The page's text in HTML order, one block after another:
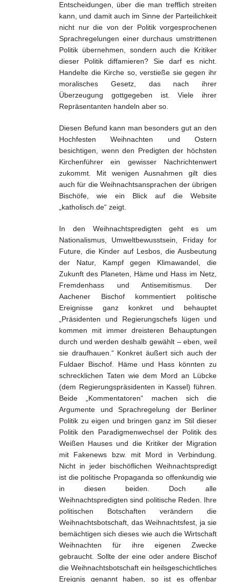
Entscheidungen, über die man trefflich streiten
kann, und damit auch im Sinne der Parteilichkeit
nicht nur die von der Politik vorgesprochenen
Sprachregelungen einer durchaus umstrittenen
Politik übernehmen, sondern auch die Kritiker
dieser Politik diffamieren? Sie darf es nicht.
Handelte die Kirche so, verstieße sie gegen ihr
moralisches Gesetz, das nach ihrer
Überzeugung gottgegeben ist. Viele ihrer
Repräsentanten handeln aber so.
Diesen Befund kann man besonders gut an den
Hochfesten Weihnachten und Ostern
besichtigen, wenn den Predigten der höchsten
Kirchenführer ein gewisser Nachrichtenwert
zukommt. Mit wenigen Ausnahmen gilt dies
auch für die Weihnachtsansprachen der übrigen
Bischöfe, wie ein Blick auf die Website
„katholisch.de“ zeigt.
In den Weihnachtspredigten geht es um
Nationalismus, Umweltbewusstsein, Fridayfor
Future,
die Kinder auf Lesbos, die Ausbeutung
der Natur, Kampf gegen Klimawandel, die
Zukunft des Planeten, Häme und Hass im Netz,
Fremdenhass und Antisemitismus. Der
Aachener Bischof kommentiert politische
Ereignisse ganz konkret und behauptet
„Präsidenten und Regierungschefs lügen und
kommen mit immer dreisteren Behauptungen
durch und werden deshalb gewählt – eben, weil
sie draufhauen.“ Konkret äußert sich auch der
Fuldaer Bischof. Häme und Hass könnten zu
schrecklichen Taten wie dem Mord an Lübcke
(dem Regierungspräsidenten in Kassel) führen.
Beide „Kommentatoren“ machen sich die
Argumente und Sprachregelung der Berliner
Politik zu eigen und bringen ganz im Stil dieser
Politik den Paradigmenwechsel der Politik des
Weißen Hauses und die Kritiker der Migration
mit Fakenews bzw. mit Mord in Verbindung.
Nicht in jeder bischöflichen Weihnachtspredigt
ist die politische Propaganda so offenkundig wie
in diesen beiden. Doch alle
Weihnachtspredigten sind politische Reden. Ihre
politischen Botschaften verändern die
Weihnachtsbotschaft, das Weihnachtsfest, ja sie
bemächtigen sich dieses wie auch die Wirtschaft
Weihnachten für ihre eigenen Zwecke
gebraucht. Sollte der eine oder andere Bischof
die Weihnachtsbotschaft ein heilsgeschichtliches
Ereignis genannt haben, so ist es offenbar